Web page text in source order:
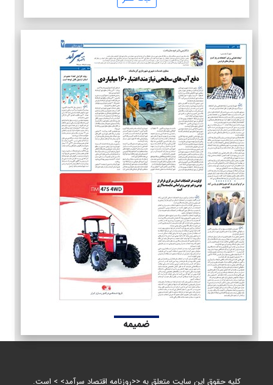
ضمیمه
کلیه حقوق این سایت متعلق به <<روزنامه اقتصاد سرآمد> > است.